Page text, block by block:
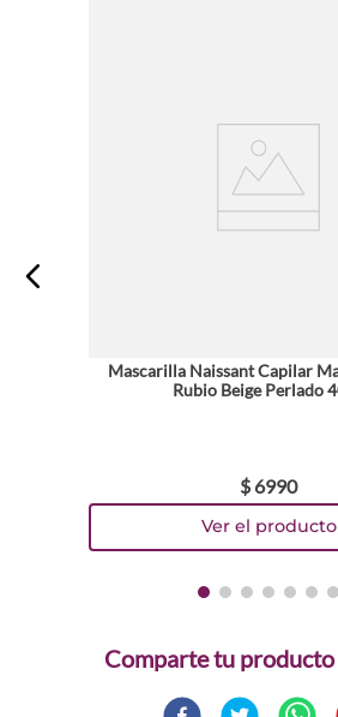
Mascarilla Naissant Capilar
Rubio Beige Perlado
$ 6990
Comparte